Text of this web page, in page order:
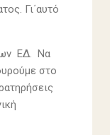
Γι΄αυτό
ΕΔ. Να
στο